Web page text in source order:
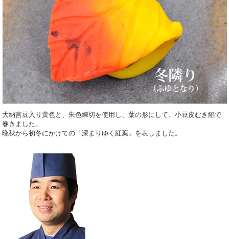
大納言豆入り黄色と、朱色練切を使用し、葉の形にして、小豆皮むき餡で
巻きました。
晩秋から初冬にかけての「深まりゆく紅葉」を表しました。